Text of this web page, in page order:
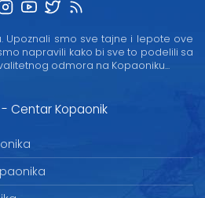
Upoznali smo sve tajne i lepote ove
napravili kako bi sve to podelili sa
odmora na Kopaoniku...
Centar Kopaonik